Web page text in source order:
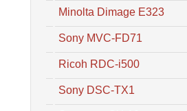
Minolta Dimage E323
Sony MVC-FD71
Ricoh RDC-i500
Sony DSC-TX1